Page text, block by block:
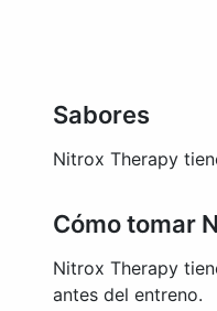
Sabores
Nitrox Therapy
Cómo tomar
Nitrox Therapy
antes del entreno.